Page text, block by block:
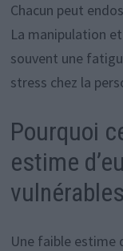
Chacun peut
La manipulation
souvent une
stress chez la
Pourquoi
estime
vulnérables
Une faible estime